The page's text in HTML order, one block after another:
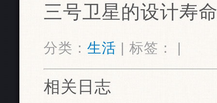
三号卫星的设计寿
分类： 生活 | 标签： |
相关日志